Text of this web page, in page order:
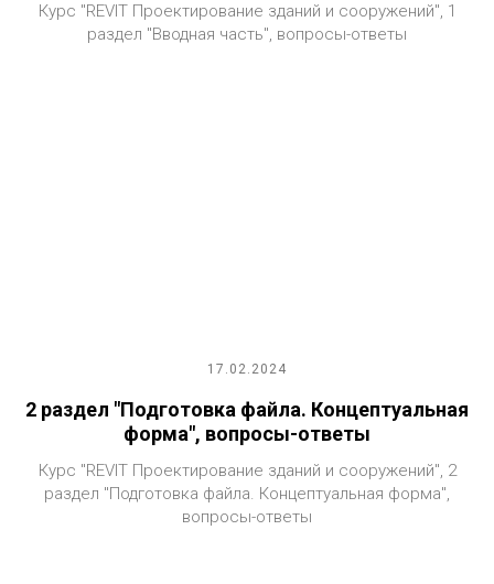
Курс "REVIT Проектирование зданий и сооружений", 1
раздел "Вводная часть", вопросы-ответы
17.02.2024
2 раздел "Подготовка файла. Концептуальная
форма", вопросы-ответы
Курс "REVIT Проектирование зданий и сооружений", 2
раздел "Подготовка файла. Концептуальная форма",
вопросы-ответы